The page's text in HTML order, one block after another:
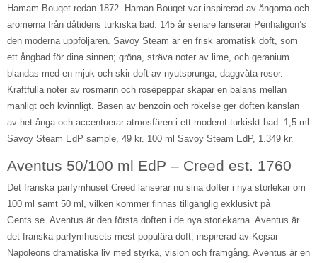
Hamam Bouqet redan 1872. Haman Bouqet var inspirerad av ångorna och
aromerna från dåtidens turkiska bad. 145 år senare lanserar Penhaligon’s
den moderna uppföljaren. Savoy Steam är en frisk aromatisk doft, som
ett ångbad för dina sinnen; gröna, sträva noter av lime, och geranium
blandas med en mjuk och skir doft av nyutsprunga, daggvåta rosor.
Kraftfulla noter av rosmarin och rosépeppar skapar en balans mellan
manligt och kvinnligt. Basen av benzoin och rökelse ger doften känslan
av het ånga och accentuerar atmosfären i ett modernt turkiskt bad. 1,5 ml
Savoy Steam EdP sample, 49 kr. 100 ml Savoy Steam EdP, 1.349 kr.
Aventus 50/100 ml EdP – Creed est. 1760
Det franska parfymhuset Creed lanserar nu sina dofter i nya storlekar om
100 ml samt 50 ml, vilken kommer finnas tillgänglig exklusivt på
Gents.se. Aventus är den första doften i de nya storlekarna. Aventus är
det franska parfymhusets mest populära doft, inspirerad av Kejsar
Napoleons dramatiska liv med styrka, vision och framgång. Aventus är en